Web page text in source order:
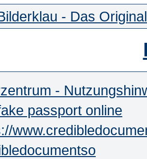
- Das Original
-
passport online